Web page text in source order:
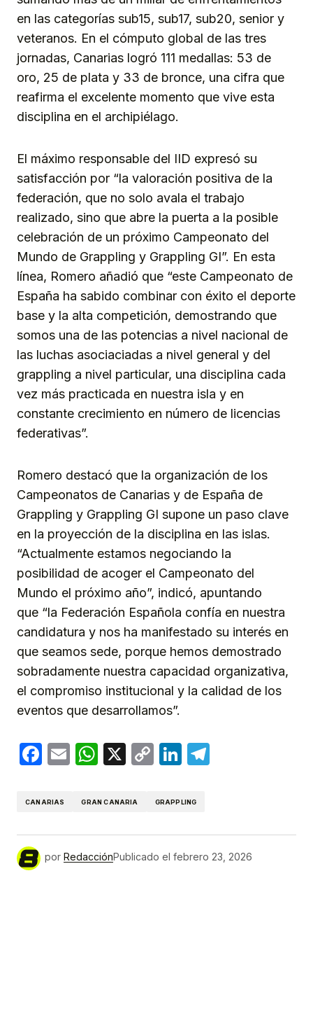
en las categorías sub15, sub17, sub20, senior y
veteranos. En el cómputo global de las tres
jornadas, Canarias logró 111 medallas: 53 de
oro, 25 de plata y 33 de bronce, una cifra que
reafirma el excelente momento que vive esta
disciplina en el archipiélago.
El máximo responsable del IID expresó su
satisfacción por “la valoración positiva de la
federación, que no solo avala el trabajo
realizado, sino que abre la puerta a la posible
celebración de un próximo Campeonato del
Mundo de Grappling y Grappling GI”. En esta
línea, Romero añadió que “este Campeonato de
España ha sabido combinar con éxito el deporte
base y la alta competición, demostrando que
somos una de las potencias a nivel nacional de
las luchas asociaciadas a nivel general y del
grappling a nivel particular, una disciplina cada
vez más practicada en nuestra isla y en
constante crecimiento en número de licencias
federativas”.
Romero destacó que la organización de los
Campeonatos de Canarias y de España de
Grappling y Grappling GI supone un paso clave
en la proyección de la disciplina en las islas.
“Actualmente estamos negociando la
posibilidad de acoger el Campeonato del
Mundo el próximo año”, indicó, apuntando
que “la Federación Española confía en nuestra
candidatura y nos ha manifestado su interés en
que seamos sede, porque hemos demostrado
sobradamente nuestra capacidad organizativa,
el compromiso institucional y la calidad de los
eventos que desarrollamos”.
Facebook
EmailWhatsApp
X
CopyLinkedIn
CANARIAS GRAN CANARIA GRAPPLING
por RedacciónPublicado el febrero 23, 2026